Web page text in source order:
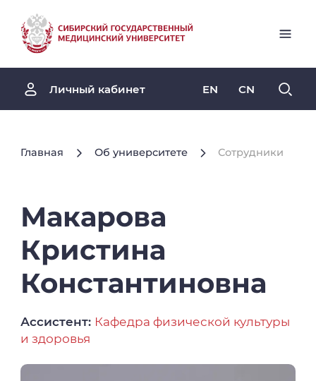
Личный кабинет EN CN
Главная Об университете Сотрудники
Макарова
Кристина
Константиновна
Ассистент: Кафедра физической культуры
и здоровья